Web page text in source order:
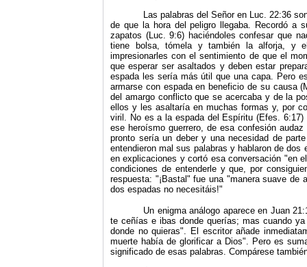
Las palabras del Señor en Luc. 22:36
de que la hora del peligro llegaba. Recordó a
zapatos (Luc. 9:6) haciéndoles confesar que
tiene bolsa, tómela y también la alforja, y
impresionarles con el sentimiento de que el
que esperar ser asaltados y deben estar
espada les sería más útil que una capa. Pero
armarse con espada en beneficio de su causa
del amargo conflicto que se acercaba y de la
ellos y les asaltaría en muchas formas y, por
viril. No es a la espada del Espíritu (Efes.
ese heroísmo guerrero, de esa confesión
pronto sería un deber y una necesidad de
entendieron mal sus palabras y hablaron de
en explicaciones y cortó esa conversación "en
condiciones de entenderle y que, por
respuesta: "¡Bastal" fue una "manera suave de
dos espadas no necesitáis!"
Un enigma análogo aparece en Juan
te ce­ñías e ibas donde querías; mas cuando
donde no quieras". El escritor añade
muerte había de glorificar a Dios". Pero es
significado de esas palabras. Compárese